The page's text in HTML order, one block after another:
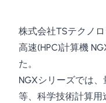
株式会社TSテクノ
高速(HPC)計算機
た。
NGXシリーズでは
等、科学技術計算用